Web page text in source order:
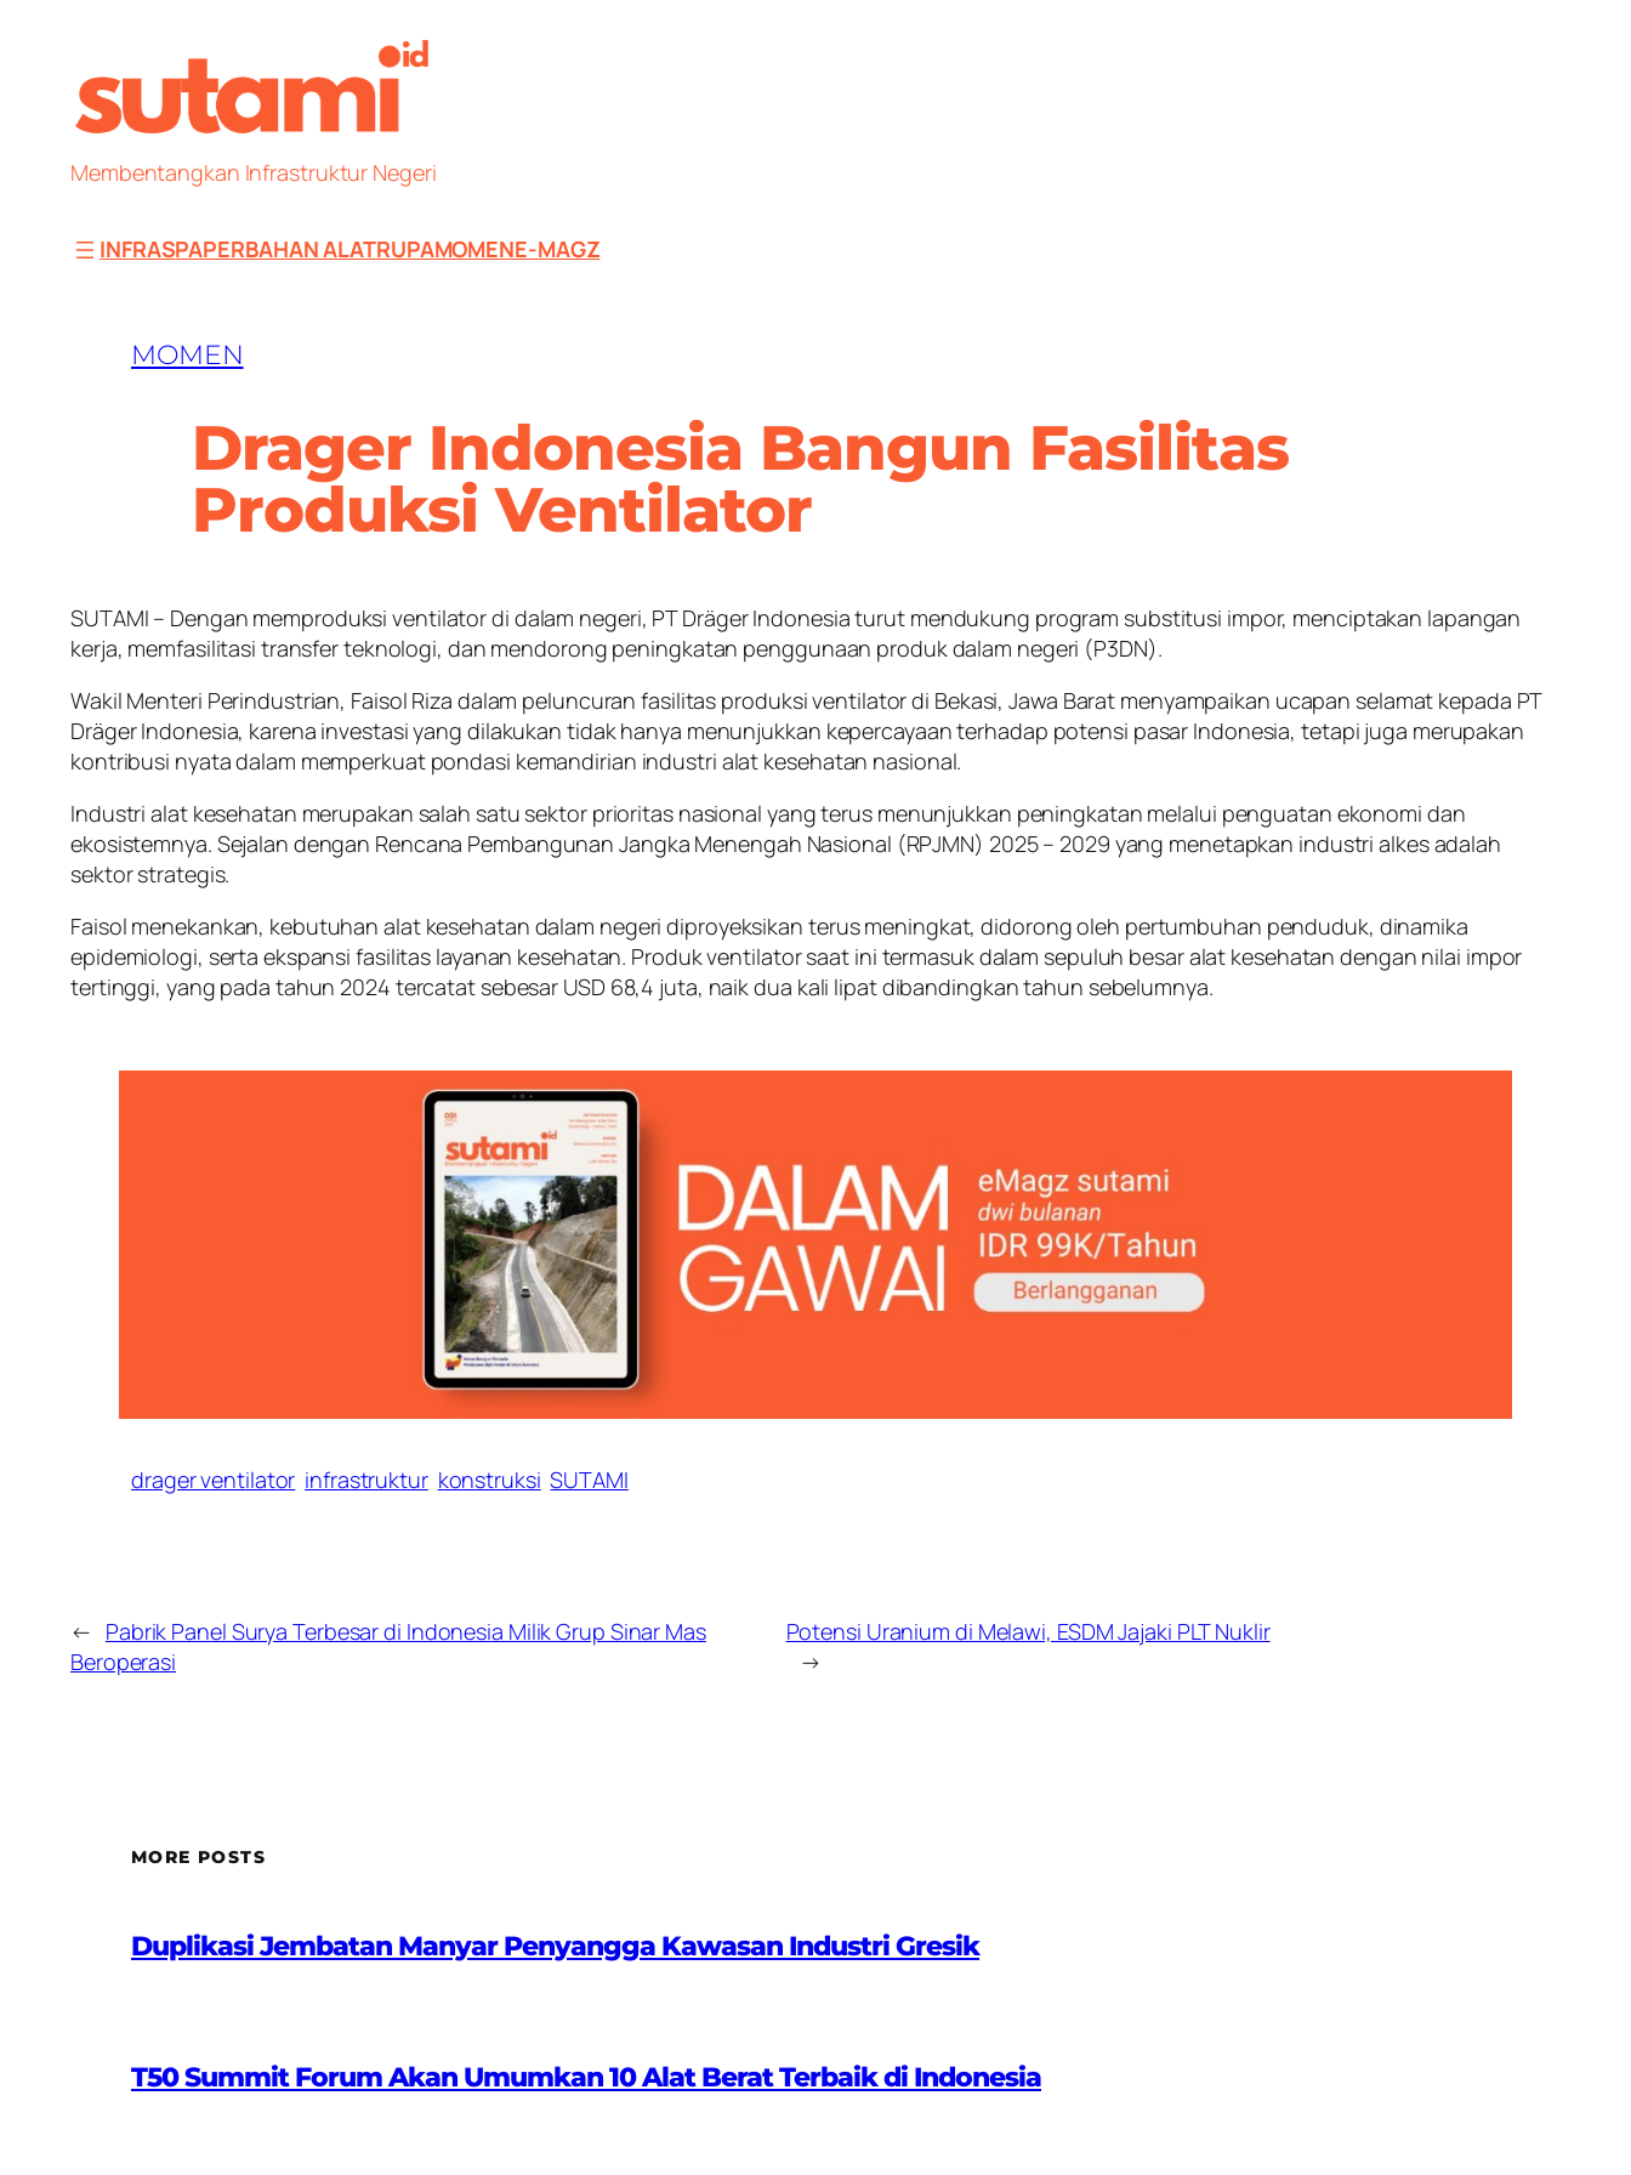
content
Membentangkan Infrastruktur Negeri
INFRASPAPERBAHAN ALATRUPAMOMENE-MAGZ
MOMEN
Drager Indonesia Bangun Fasilitas
Produksi Ventilator
SUTAMI – Dengan memproduksi ventilator di dalam negeri, PT Dräger Indonesia turut mendukung program substitusi impor, menciptakan lapangan
kerja, memfasilitasi transfer teknologi, dan mendorong peningkatan penggunaan produk dalam negeri (P3DN).
Wakil Menteri Perindustrian, Faisol Riza dalam peluncuran fasilitas produksi ventilator di Bekasi, Jawa Barat menyampaikan ucapan selamat kepada PT
Dräger Indonesia, karena investasi yang dilakukan tidak hanya menunjukkan kepercayaan terhadap potensi pasar Indonesia, tetapi juga merupakan
kontribusi nyata dalam memperkuat pondasi kemandirian industri alat kesehatan nasional.
Industri alat kesehatan merupakan salah satu sektor prioritas nasional yang terus menunjukkan peningkatan melalui penguatan ekonomi dan
ekosistemnya. Sejalan dengan Rencana Pembangunan Jangka Menengah Nasional (RPJMN) 2025 – 2029 yang menetapkan industri alkes adalah
sektor strategis.
Faisol menekankan, kebutuhan alat kesehatan dalam negeri diproyeksikan terus meningkat, didorong oleh pertumbuhan penduduk, dinamika
epidemiologi, serta ekspansi fasilitas layanan kesehatan. Produk ventilator saat ini termasuk dalam sepuluh besar alat kesehatan dengan nilai impor
tertinggi, yang pada tahun 2024 tercatat sebesar USD 68,4 juta, naik dua kali lipat dibandingkan tahun sebelumnya.
drager ventilator infrastruktur konstruksi SUTAMI
← Pabrik Panel Surya Terbesar di Indonesia Milik Grup Sinar Mas
Beroperasi
Potensi Uranium di Melawi, ESDM Jajaki PLT Nuklir
→
MORE POSTS
Duplikasi Jembatan Manyar Penyangga Kawasan Industri Gresik
T50 Summit Forum Akan Umumkan 10 Alat Berat Terbaik di Indonesia